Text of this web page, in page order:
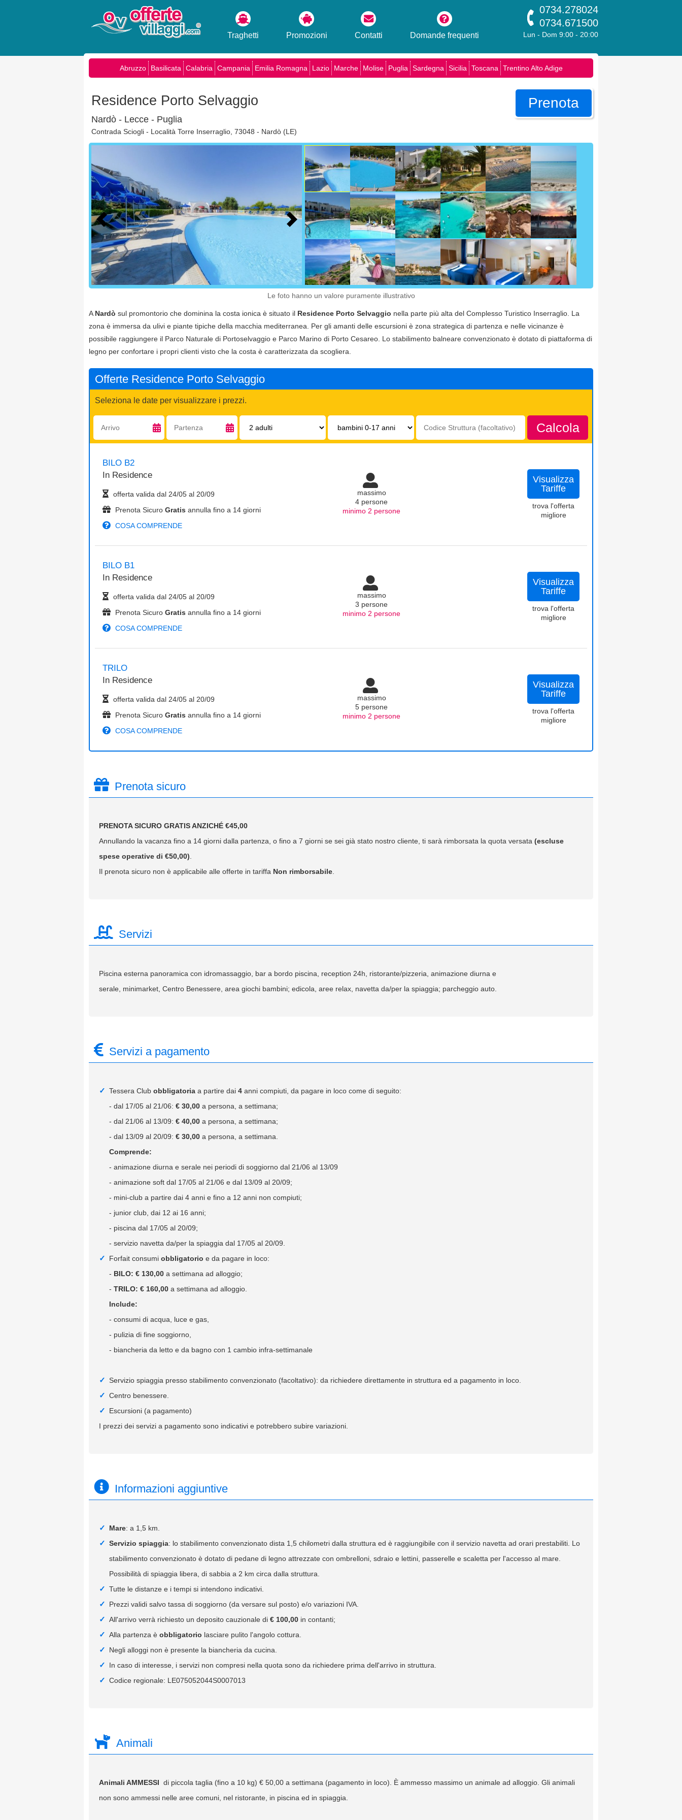
Traghetti Promozioni Contatti Domande frequenti
0734.278024
0734.671500
Lun - Dom 9:00 - 20:00
Abruzzo Basilicata Calabria Campania Emilia Romagna Lazio Marche Molise Puglia Sardegna Sicilia Toscana Trentino Alto Adige
Residence Porto Selvaggio
Nardò - Lecce - Puglia
Contrada Sciogli - Località Torre Inserraglio, 73048 - Nardò (LE)
Prenota
Le foto hanno un valore puramente illustrativo
A Nardò sul promontorio che dominina la costa ionica è situato il Residence Porto Selvaggio nella parte più alta del Complesso Turistico Inserraglio. La
zona è immersa da ulivi e piante tipiche della macchia mediterranea. Per gli amanti delle escursioni è zona strategica di partenza e nelle vicinanze è
possibile raggiungere il Parco Naturale di Portoselvaggio e Parco Marino di Porto Cesareo. Lo stabilimento balneare convenzionato è dotato di piattaforma di
legno per confortare i propri clienti visto che la costa è caratterizzata da scogliera.
Offerte Residence Porto Selvaggio
Seleziona le date per visualizzare i prezzi.
Arrivo: Partenza: Adulti:
Bambini
17
Codice
struttura:
Calcola
BILO B2
In Residence
offerta valida dal 24/05 al 20/09
Prenota Sicuro Gratis annulla fino a 14 giorni
COSA COMPRENDE
massimo
4 persone
minimo 2 persone
Visualizza
Tariffe
trova l'offerta
migliore
BILO B1
In Residence
offerta valida dal 24/05 al 20/09
Prenota Sicuro Gratis annulla fino a 14 giorni
COSA COMPRENDE
massimo
3 persone
minimo 2 persone
Visualizza
Tariffe
trova l'offerta
migliore
TRILO
In Residence
offerta valida dal 24/05 al 20/09
Prenota Sicuro Gratis annulla fino a 14 giorni
COSA COMPRENDE
massimo
5 persone
minimo 2 persone
Visualizza
Tariffe
trova l'offerta
migliore
Prenota sicuro
PRENOTA SICURO GRATIS ANZICHÉ €45,00
Annullando la vacanza fino a 14 giorni dalla partenza, o fino a 7 giorni se sei già stato nostro cliente, ti sarà rimborsata la quota versata (escluse
spese operative di €50,00)
Il prenota sicuro non è applicabile alle offerte in tariffa Non rimborsabile
Servizi
Piscina esterna panoramica con idromassaggio, bar a bordo piscina, reception 24h, ristorante/pizzeria, animazione diurna e
serale, minimarket, Centro Benessere, area giochi bambini; edicola, aree relax, navetta da/per la spiaggia; parcheggio auto.
Servizi a pagamento
Tessera Club obbligatoria a partire dai 4 anni compiuti, da pagare in loco come di seguito:
- dal 17/05 al 21/06: € 30,00 a persona, a settimana;
- dal 21/06 al 13/09: € 40,00 a persona, a settimana;
- dal 13/09 al 20/09: € 30,00 a persona, a settimana.
Comprende:
- animazione diurna e serale nei periodi di soggiorno dal 21/06 al 13/09
- animazione soft dal 17/05 al 21/06 e dal 13/09 al 20/09;
- mini-club a partire dai 4 anni e fino a 12 anni non compiuti;
- junior club, dai 12 ai 16 anni;
- piscina dal 17/05 al 20/09;
- servizio navetta da/per la spiaggia dal 17/05 al 20/09.
Forfait consumi obbligatorio e da pagare in loco:
- BILO: € 130,00 a settimana ad alloggio;
- TRILO: € 160,00 a settimana ad alloggio.
Include:
- consumi di acqua, luce e gas,
- pulizia di fine soggiorno,
- biancheria da letto e da bagno con 1 cambio infra-settimanale
Servizio spiaggia presso stabilimento convenzionato (facoltativo): da richiedere direttamente in struttura ed a pagamento in loco.
Centro benessere.
Escursioni (a pagamento)
I prezzi dei servizi a pagamento sono indicativi e potrebbero subire variazioni.
Informazioni aggiuntive
Mare: a 1,5 km.
Servizio spiaggia: lo stabilimento convenzionato dista 1,5 chilometri dalla struttura ed è raggiungibile con il servizio navetta ad orari prestabiliti. Lo
stabilimento convenzionato è dotato di pedane di legno attrezzate con ombrelloni, sdraio e lettini, passerelle e scaletta per l'accesso al mare.
Possibilità di spiaggia libera, di sabbia a 2 km circa dalla struttura.
Tutte le distanze e i tempi si intendono indicativi.
Prezzi validi salvo tassa di soggiorno (da versare sul posto) e/o variazioni IVA.
All'arrivo verrà richiesto un deposito cauzionale di € 100,00 in contanti;
Alla partenza è obbligatorio lasciare pulito l'angolo cottura.
Negli alloggi non è presente la biancheria da cucina.
In caso di interesse, i servizi non compresi nella quota sono da richiedere prima dell'arrivo in struttura.
Codice regionale: LE075052044S0007013
Animali
Animali AMMESSI di piccola taglia (fino a 10 kg) € 50,00 a settimana (pagamento in loco). È ammesso massimo un animale ad alloggio. Gli animali
non sono ammessi nelle aree comuni, nel ristorante, in piscina ed in spiaggia.